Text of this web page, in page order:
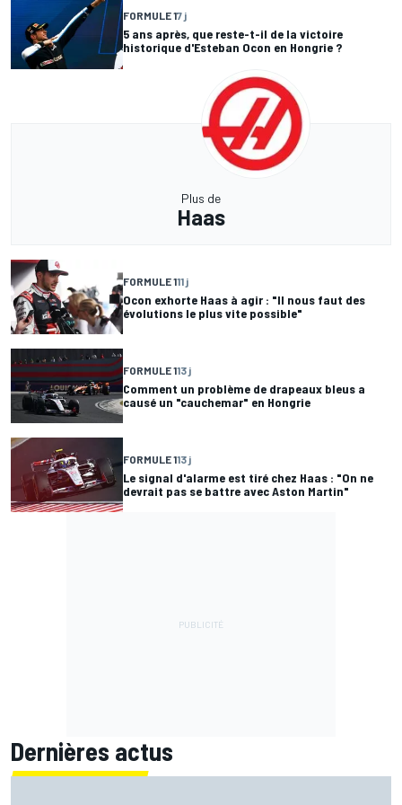
FORMULE 17 j
5 ans après, que reste-t-il de la victoire
historique d'Esteban Ocon en Hongrie ?
Plus de
Haas
FORMULE 111 j
Ocon exhorte Haas à agir : "Il nous faut des
évolutions le plus vite possible"
FORMULE 113 j
Comment un problème de drapeaux bleus a
causé un "cauchemar" en Hongrie
FORMULE 113 j
Le signal d'alarme est tiré chez Haas : "On ne
devrait pas se battre avec Aston Martin"
Dernières actus